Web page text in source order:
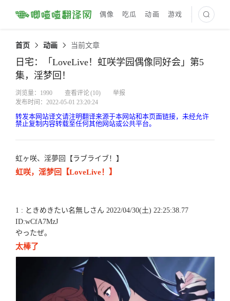
偶像 吃瓜 动画 游戏 最新译文
首页 动画 当前文章
日宅：「LoveLive！虹咲学园偶像同好会」第5
集，淫梦回！
浏览量：1990 查看评论(10)
举报
发布时间：2022-05-01 23:20:24
转发本网站译文请注明翻译来源于本网站和本页面链接，未经允许
禁止复制内容转载至任何其他网站或公共平台。
虹ヶ咲、淫夢回【ラブライブ！】
虹咲，淫梦回【LoveLive！】
1 : ときめきたい名無しさん 2022/04/30(土) 22:25:38.77
ID:wCfA7MzJ
やったぜ。
太棒了